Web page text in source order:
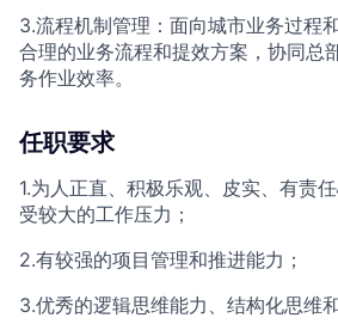
3.流程机制管理：面向城市业务过程
合理的业务流程和提效方案，协同总
务作业效率。
任职要求
1.为人正直、积极乐观、皮实、有责
受较大的工作压力；
2.有较强的项目管理和推进能力；
3.优秀的逻辑思维能力、结构化思维